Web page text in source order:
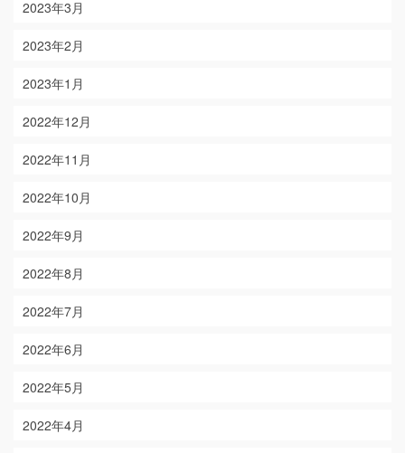
2023年3月
2023年2月
2023年1月
2022年12月
2022年11月
2022年10月
2022年9月
2022年8月
2022年7月
2022年6月
2022年5月
2022年4月